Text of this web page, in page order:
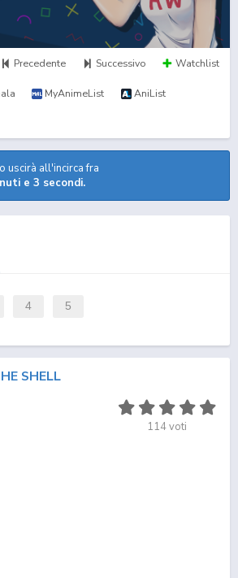
Precedente Successivo Watchlist
MyAnimeList AniList
all'incirca fra
e 3 secondi.
4 5
SHELL
114voti